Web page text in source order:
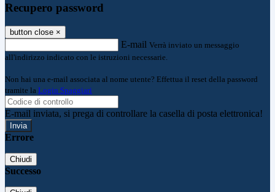
Recupero password
button close ×
E-mail Verrà inviato un messaggio
all'indirizzo indicato con le istruzioni necessarie.
Non hai una e-mail associata al nome utente? Effettua il reset della password
tramite la Login Spaggiari
E-mail inviata, si prega di controllare la casella di posta elettronica!
Errore
Chiudi
Successo